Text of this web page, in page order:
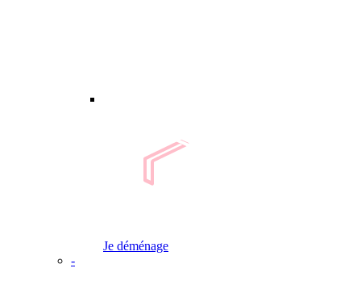
Je déménage
-